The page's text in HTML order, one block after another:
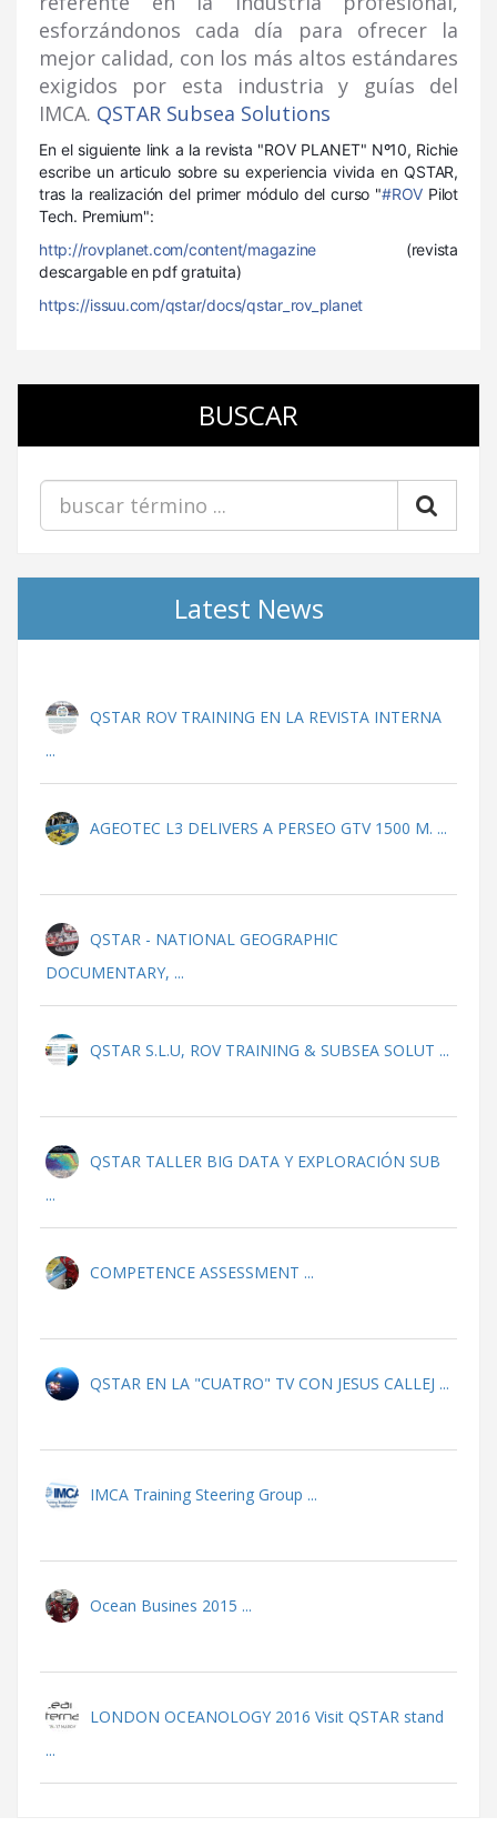
esforzándonos cada día para ofrecer la
mejor calidad, con los más altos estándares
exigidos por esta industria y guías del
IMCA. QSTAR Subsea Solutions
En el siguiente link a la revista "ROV PLANET" Nº10, Richie
escribe un articulo sobre su experiencia vivida en QSTAR,
tras la realización del primer módulo del curso "#ROV Pilot
Tech. Premium":
http://rovplanet.com/content/magazine (revista
descargable en pdf gratuita)
https://issuu.com/qstar/docs/qstar_rov_planet
BUSCAR
Latest News
QSTAR ROV TRAINING EN LA REVISTA INTERNA
...
AGEOTEC L3 DELIVERS A PERSEO GTV 1500 M. ...
QSTAR - NATIONAL GEOGRAPHIC
DOCUMENTARY, ...
QSTAR S.L.U, ROV TRAINING & SUBSEA SOLUT ...
QSTAR TALLER BIG DATA Y EXPLORACIÓN SUB
...
COMPETENCE ASSESSMENT ...
QSTAR EN LA "CUATRO" TV CON JESUS CALLEJ ...
IMCA Training Steering Group ...
Ocean Busines 2015 ...
LONDON OCEANOLOGY 2016 Visit QSTAR stand
...